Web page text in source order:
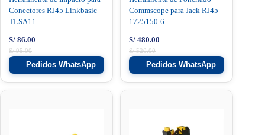
Conectores RJ45 Linkbasic
TLSA11
S/95.00
S/ 86.00
Pedidos WhatsApp
Commscope para Jack RJ45
1725150-6
S/520.00
S/ 480.00
Pedidos WhatsApp